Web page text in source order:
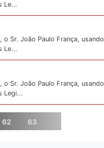
Le...
Sr. João Paulo França, usando
Le...
Sr. João Paulo França, usando
Legi...
62 63